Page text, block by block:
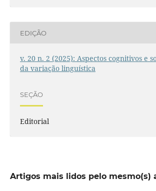
EDIÇÃO
v. 20 n. 2 (2025): Aspectos cognitivos e
da variação linguística
SEÇÃO
Editorial
Artigos mais lidos pelo mesmo(s)